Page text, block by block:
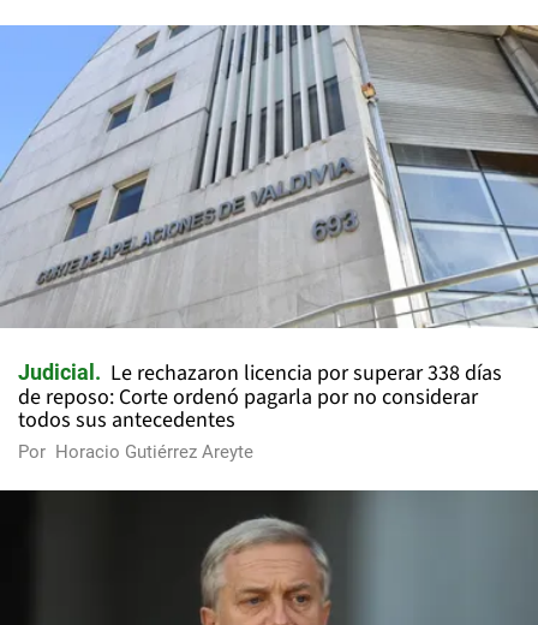
Judicial
Le rechazaron licencia por superar 338 días
de reposo: Corte ordenó pagarla por no considerar
todos sus antecedentes
Por Horacio Gutiérrez Areyte